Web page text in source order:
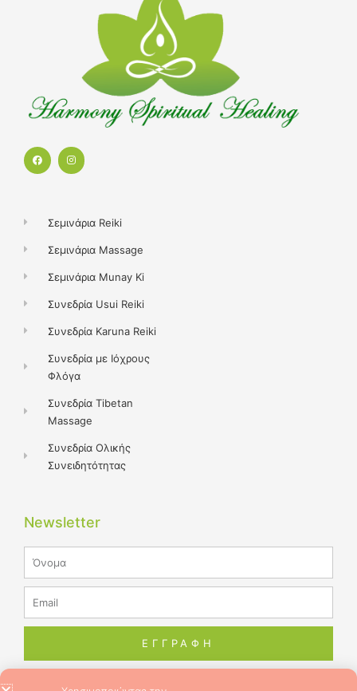
F
a
I
n
m
Σεμινάρια Reiki
Σεμινάρια Massage
Σεμινάρια Munay Ki
Συνεδρία Usui Reiki
Συνεδρία Karuna Reiki
Συνεδρία με Ιόχρους
Φλόγα
Συνεδρία Tibetan
Massage
Συνεδρία Ολικής
Συνειδητότητας
Newsletter
ΕΓΓΡΑΦΗ